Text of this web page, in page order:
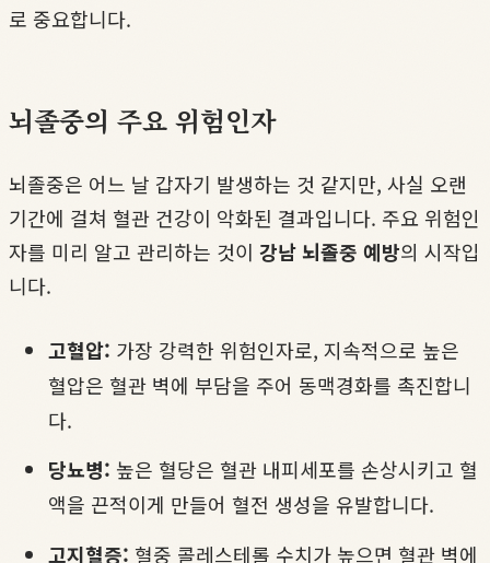
로 중요합니다.
뇌졸중의 주요 위험인자
뇌졸중은 어느 날 갑자기 발생하는 것 같지만, 사실 오랜
기간에 걸쳐 혈관 건강이 악화된 결과입니다. 주요 위험인
자를 미리 알고 관리하는 것이 강남 뇌졸중 예방의 시작입
니다.
고혈압: 가장 강력한 위험인자로, 지속적으로 높은
혈압은 혈관 벽에 부담을 주어 동맥경화를 촉진합니
다.
당뇨병: 높은 혈당은 혈관 내피세포를 손상시키고 혈
액을 끈적이게 만들어 혈전 생성을 유발합니다.
고지혈증: 혈중 콜레스테롤 수치가 높으면 혈관 벽에